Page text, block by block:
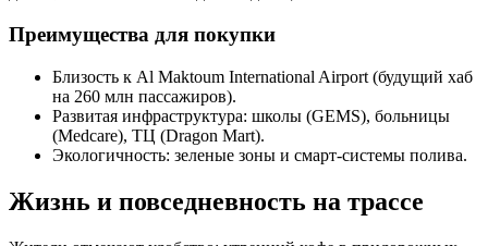
Преимущества для покупки
Близость к Al Maktoum International Airport (будущий хаб
на 260 млн пассажиров).
Развитая инфраструктура: школы (GEMS), больницы
(Medcare), ТЦ (Dragon Mart).
Экологичность: зеленые зоны и смарт-системы полива.
Жизнь и повседневность на трассе